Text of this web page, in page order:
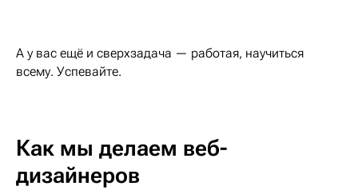
А у вас ещё и сверхзадача — работая, научиться
всему. Успевайте.
Как мы делаем веб-
дизайнеров